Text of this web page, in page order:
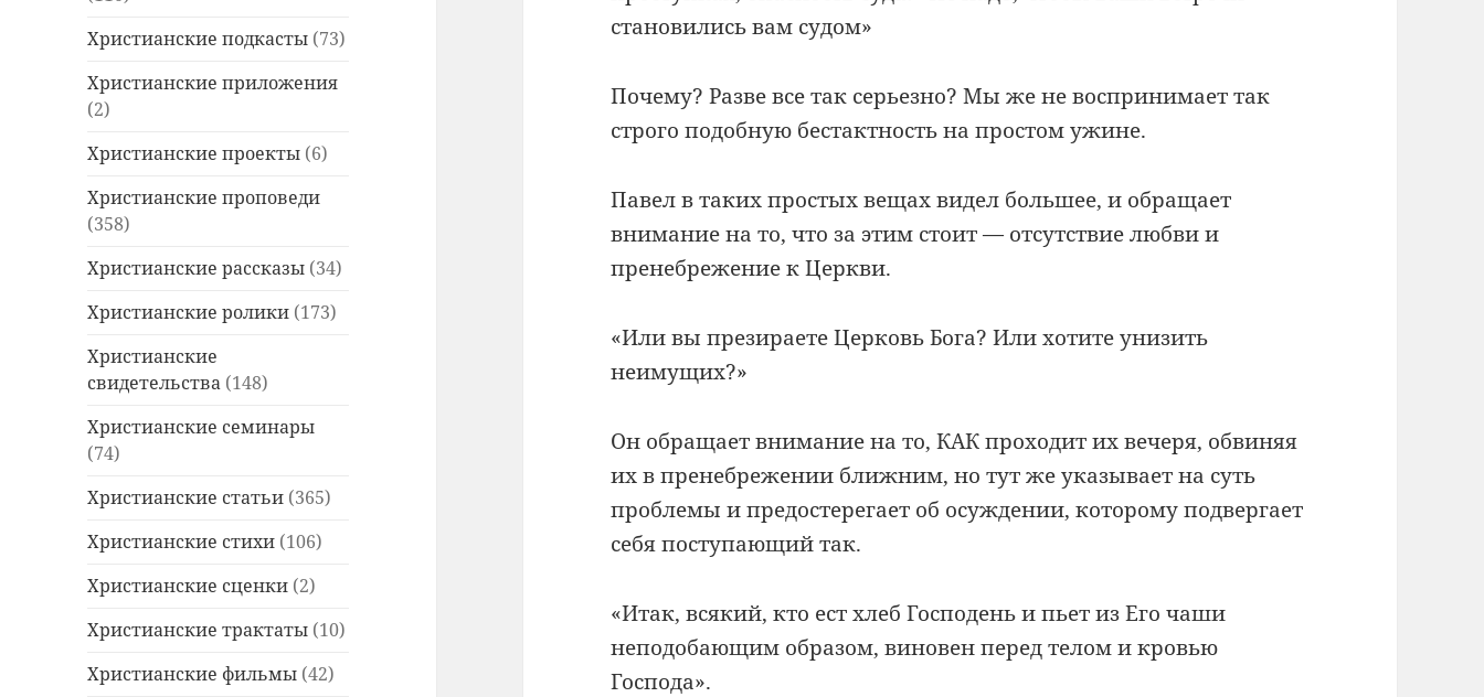
Христианские подкасты (73)
Христианские приложения
(2)
Христианские проекты (6)
Христианские проповеди
(358)
Христианские рассказы (34)
Христианские ролики (173)
Христианские
свидетельства (148)
Христианские семинары
(74)
Христианские статьи (365)
Христианские стихи (106)
Христианские сценки (2)
Христианские трактаты (10)
Христианские фильмы (42)
становились вам судом»
Почему? Разве все так серьезно? Мы же не воспринимает так
строго подобную бестактность на простом ужине.
Павел в таких простых вещах видел большее, и обращает
внимание на то, что за этим стоит — отсутствие любви и
пренебрежение к Церкви.
«Или вы презираете Церковь Бога? Или хотите унизить
неимущих?»
Он обращает внимание на то, КАК проходит их вечеря, обвиняя
их в пренебрежении ближним, но тут же указывает на суть
проблемы и предостерегает об осуждении, которому подвергает
себя поступающий так.
«Итак, всякий, кто ест хлеб Господень и пьет из Его чаши
неподобающим образом, виновен перед телом и кровью
Господа».